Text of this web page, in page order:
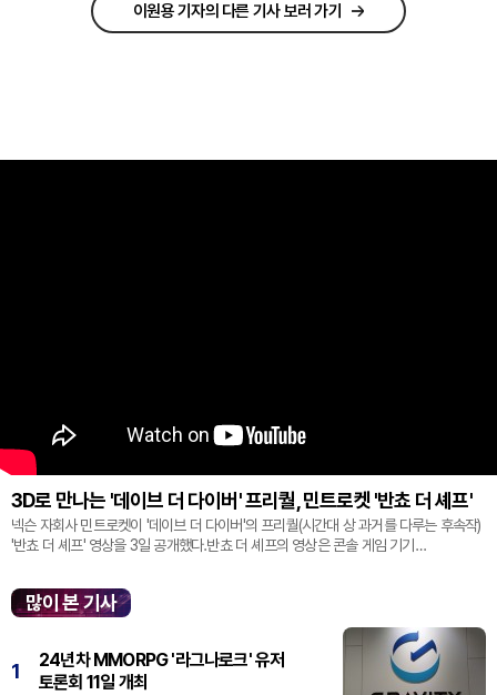
이원용 기자의 다른 기사 보러 가기
3D로 만나는 '데이브 더 다이버' 프리퀄, 민트로켓 '반쵸 더 셰프'
넥슨 자회사 민트로켓이 '데이브 더 다이버'의 프리퀄(시간대 상 과거를 다루는 후속작)
'반쵸 더 셰프' 영상을 3일 공개했다.반쵸 더 셰프의 영상은 콘솔 게임 기기
많이 본 기사
1
24년차 MMORPG '라그나로크' 유저
토론회 11일 개최